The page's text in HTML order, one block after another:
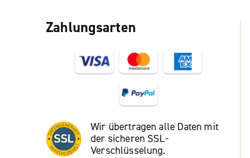
Zahlungsarten
Wir übertragen alle Daten mit
der sicheren SSL-
Verschlüsselung.